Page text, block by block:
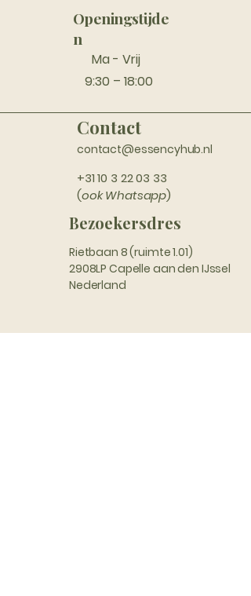
Openingstijde
n
Ma - Vrij
9:30 – 18:00
Contact
contact@essencyhub.nl
+31 10 3 22 03 33
(ook Whatsapp)
Bezoekersdres
Rietbaan 8 (ruimte 1.01)
2908LP Capelle aan den IJssel
Nederland